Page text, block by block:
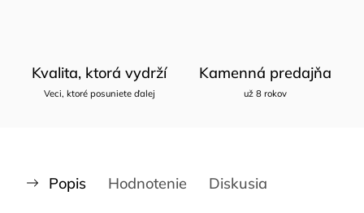
Kvalita, ktorá vydrží
Veci, ktoré posuniete ďalej
Kamenná predajňa
už 8 rokov
Popis Hodnotenie Diskusia